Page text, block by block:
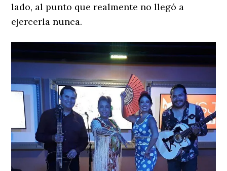
lado, al punto que realmente no llegó a
ejercerla nunca.